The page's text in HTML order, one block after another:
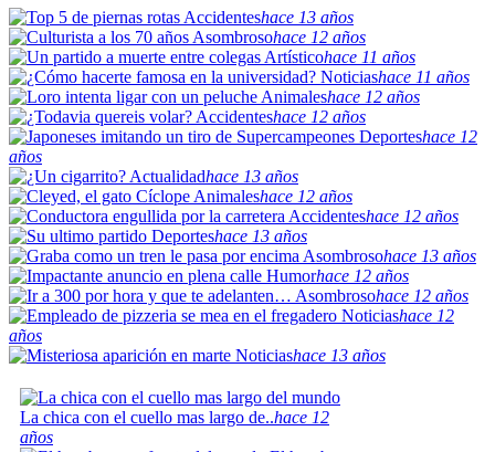
Accidenteshace 13 años
Asombrosohace 12 años
Artísticohace 11 años
Noticiashace 11 años
Animaleshace 12 años
Accidenteshace 12 años
Deporteshace 12
años
Actualidadhace 13 años
Animaleshace 12 años
Accidenteshace 12 años
Deporteshace 13 años
Asombrosohace 13 años
Humorhace 12 años
Asombrosohace 12 años
Noticiashace 12
años
Noticiashace 13 años
La chica con el cuello mas largo de..hace 12
años